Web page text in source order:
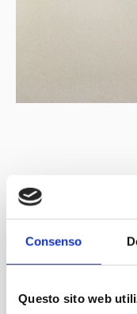
Consenso
Questo sito web
Mit der Unterstützung